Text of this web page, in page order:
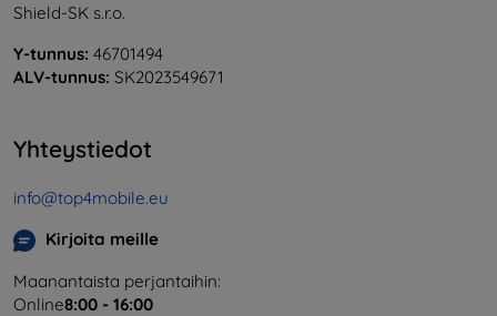
Shield-SK s.r.o.
Y-tunnus: 46701494
ALV-tunnus: SK2023549671
Yhteystiedot
info@top4mobile.eu
Kirjoita meille
Maanantaista perjantaihin:
Online8:00 - 16:00